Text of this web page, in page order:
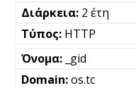
2 έτη
HTTP
_gid
os.tc